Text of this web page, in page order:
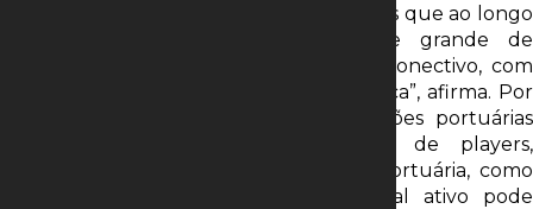
foco na prestação de serviço. Imaginamos que ao longo
do tempo veremos uma diversidade grande de
investidores porque o porto é um nó conectivo, com
novos negócios que têm base tecnológica”, afirma. Por
isso, na visão de Abrahão, as privatizações portuárias
devem atrair uma boa diversidade de players,
interessados não apenas na atividade portuária, como
nas oportunidades de negócio que tal ativo pode